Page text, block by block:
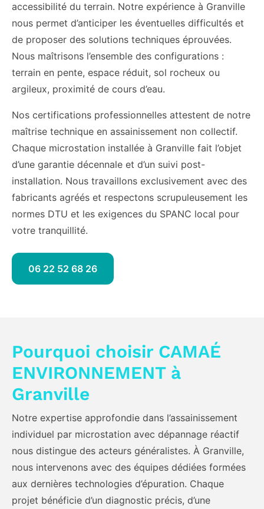
accessibilité du terrain. Notre expérience à Granville
nous permet d’anticiper les éventuelles difficultés et
de proposer des solutions techniques éprouvées.
Nous maîtrisons l’ensemble des configurations :
terrain en pente, espace réduit, sol rocheux ou
argileux, proximité de cours d’eau.
Nos certifications professionnelles attestent de notre
maîtrise technique en assainissement non collectif.
Chaque microstation installée à Granville fait l’objet
d’une garantie décennale et d’un suivi post-
installation. Nous travaillons exclusivement avec des
fabricants agréés et respectons scrupuleusement les
normes DTU et les exigences du SPANC local pour
votre tranquillité.
06 22 52 68 26
Pourquoi choisir CAMAÉ
ENVIRONNEMENT à
Granville
Notre expertise approfondie dans l’assainissement
individuel par microstation avec dépannage réactif
nous distingue des acteurs généralistes. À Granville,
nous intervenons avec des équipes dédiées formées
aux dernières technologies d’épuration. Chaque
projet bénéficie d’un diagnostic précis, d’une